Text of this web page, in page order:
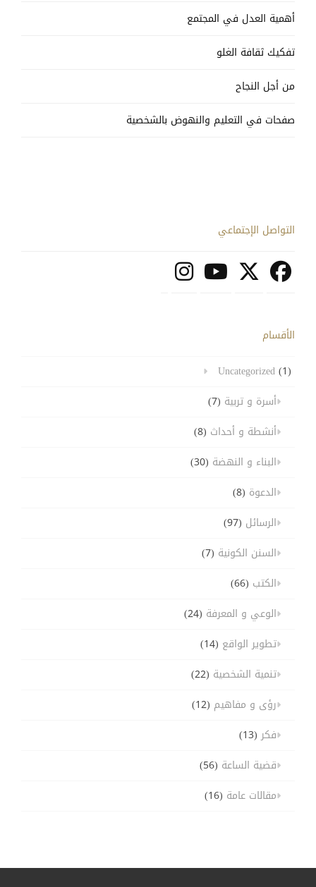
أهمية العدل في المجتمع
تفكيك ثقافة الغلو
من أجل النجاح
صفحات في التعليم والنهوض بالشخصية
التواصل الإجتماعي
الأقسام
Uncategorized(1)
أسرة و تربية (7)
أنشطة و أحداث (8)
البناء و النهضة (30)
الدعوة (8)
الرسائل (97)
السنن الكونية (7)
الكتب (66)
الوعي و المعرفة (24)
تطوير الواقع (14)
تنمية الشخصية (22)
رؤى و مفاهيم (12)
فكر(13)
قضية الساعة (56)
مقالات عامة (16)